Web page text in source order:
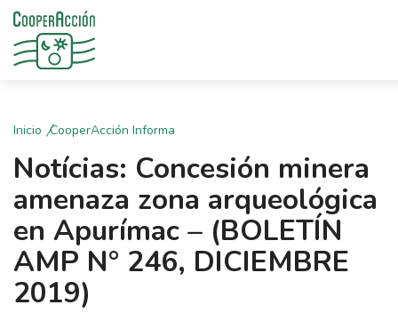
Inicio CooperAcción Informa
Notícias: Concesión minera
amenaza zona arqueológica
en Apurímac – (BOLETÍN
AMP N° 246, DICIEMBRE
2019)